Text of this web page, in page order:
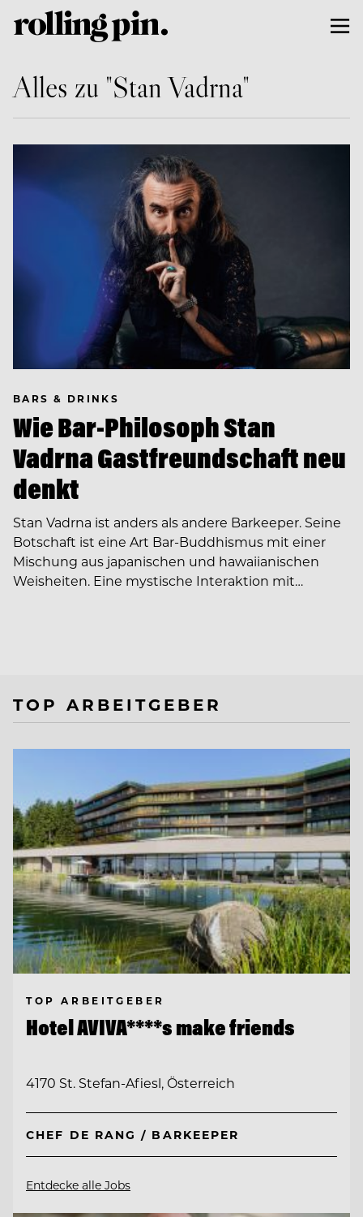
Alles zu "Stan Vadrna"
BARS & DRINKS
Wie Bar-Philosoph Stan
Vadrna Gastfreundschaft neu
denkt
Stan Vadrna ist anders als andere Barkeeper. Seine
Botschaft ist eine Art Bar-Buddhismus mit einer
Mischung aus japanischen und hawaiianischen
Weisheiten. Eine mystische Interaktion mit…
TOP ARBEITGEBER
TOP ARBEITGEBER
Hotel AVIVA****s make friends
4170 St. Stefan-Afiesl, Österreich
CHEF DE RANG / BARKEEPER
Entdecke alle Jobs